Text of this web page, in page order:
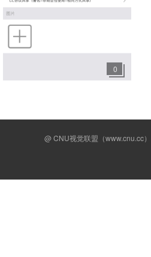
0
@ CNU视觉联盟（www.cnu.cc）